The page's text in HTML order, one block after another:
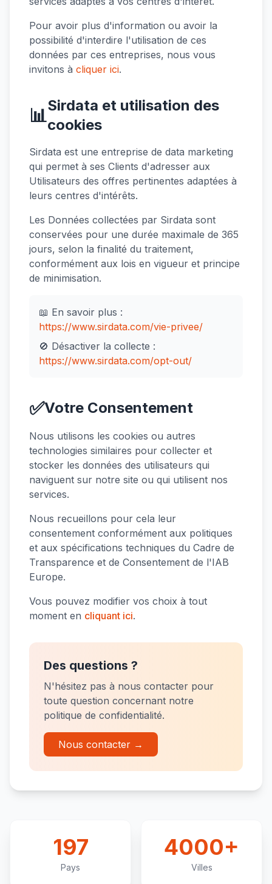
Pour avoir plus d'information ou avoir la
possibilité d'interdire l'utilisation de ces
données par ces entreprises, nous vous
invitons à cliquer ici.
📊Sirdata et utilisation des
cookies
Sirdata est une entreprise de data marketing
qui permet à ses Clients d'adresser aux
Utilisateurs des offres pertinentes adaptées à
leurs centres d'intérêts.
Les Données collectées par Sirdata sont
conservées pour une durée maximale de 365
jours, selon la finalité du traitement,
conformément aux lois en vigueur et principe
de minimisation.
📖 En savoir plus :
https://www.sirdata.com/vie-privee/
🚫 Désactiver la collecte :
https://www.sirdata.com/opt-out/
✅Votre Consentement
Nous utilisons les cookies ou autres
technologies similaires pour collecter et
stocker les données des utilisateurs qui
naviguent sur notre site ou qui utilisent nos
services.
Nous recueillons pour cela leur
consentement conformément aux politiques
et aux spécifications techniques du Cadre de
Transparence et de Consentement de l'IAB
Europe.
Vous pouvez modifier vos choix à tout
moment en cliquant ici.
Des questions ?
N'hésitez pas à nous contacter pour
toute question concernant notre
politique de confidentialité.
Nous contacter →
197
Pays
4000+
Villes